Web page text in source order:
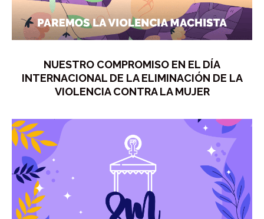
NUESTRO COMPROMISO EN EL DÍA
INTERNACIONAL DE LA ELIMINACIÓN DE LA
VIOLENCIA CONTRA LA MUJER